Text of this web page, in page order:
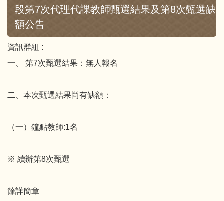
段第7次代理代課教師甄選結果及第8次甄選缺
額公告
資訊群組 :
一、 第7次甄選結果：無人報名
二、本次甄選結果尚有缺額：
（一）鐘點教師:1名
※ 續辦第8次甄選
餘詳簡章